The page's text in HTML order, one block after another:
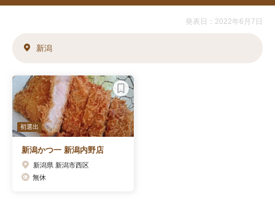
発表日：2022年6月7日
新潟
初選出
新潟かつ一 新潟内野店
新潟県 新潟市西区
無休